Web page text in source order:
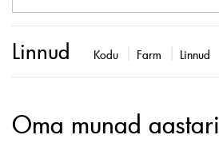
Linnud Kodu Farm Linnud
Oma munad